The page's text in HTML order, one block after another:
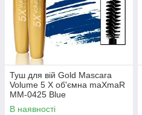
Туш для вій Gold Mascara
Volume 5 X об'ємна maXmaR
MM-0425 Blue
В наявності